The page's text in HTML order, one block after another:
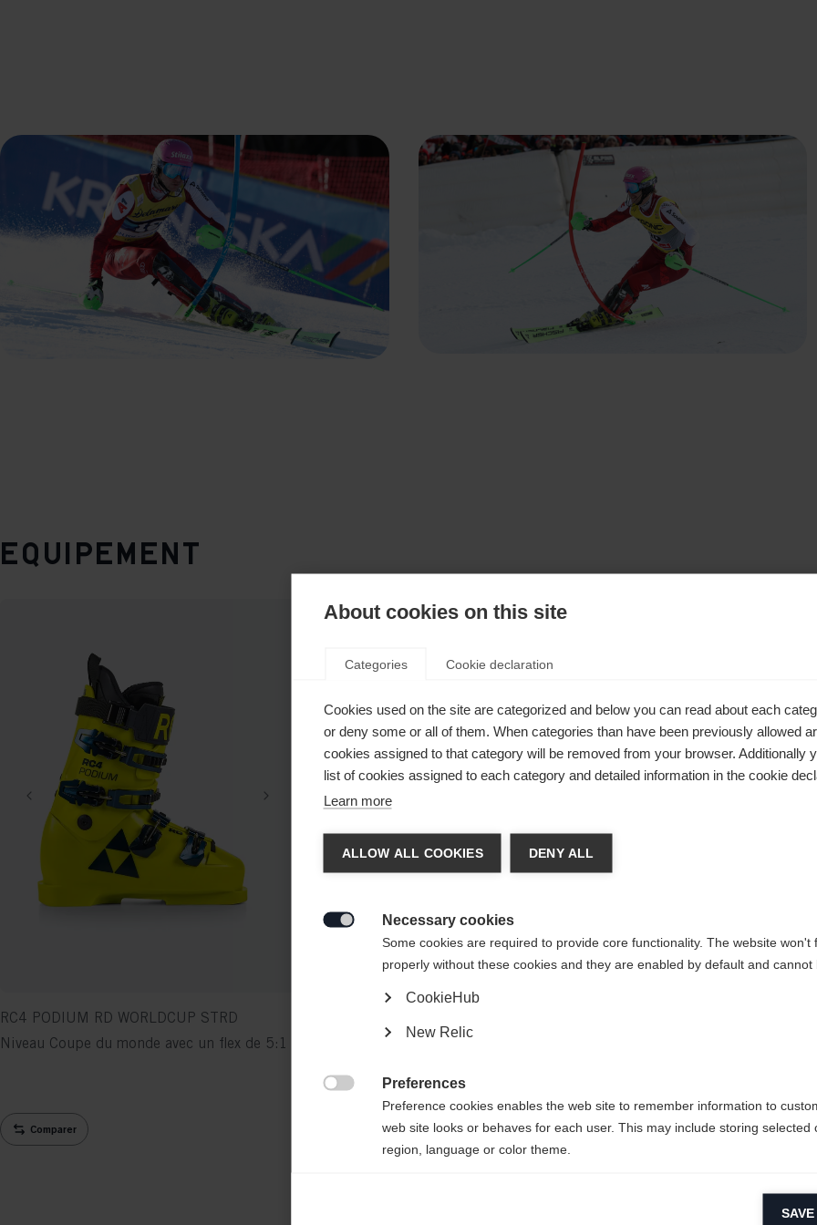
Equipement
RC4 PODIUM RD WORLDCUP STRD
Niveau Coupe du monde avec un flex de 5:1
Comparer
Changer de langue
United States (English)
Oui, je souhaite être redirigé(e)
About cookies on this site
Categories Cookie declaration
Cookies used on the site are categorized and below you can read about each
or deny some or all of them. When categories than have been previously allowed
cookies assigned to that category will be removed from your browser. Additionally
list of cookies assigned to each category and detailed information in the cookie
Learn more
ALLOW ALL COOKIES DENY ALL
Necessary cookies
Some cookies are required to provide core functionality. The website won't
properly without these cookies and they are enabled by default and cannot
CookieHub
New Relic
Preferences
Preference cookies enables the web site to remember information to
web site looks or behaves for each user. This may include storing selected
region, language or color theme.
Analytical cookies help us improve our website by collecting and reporting